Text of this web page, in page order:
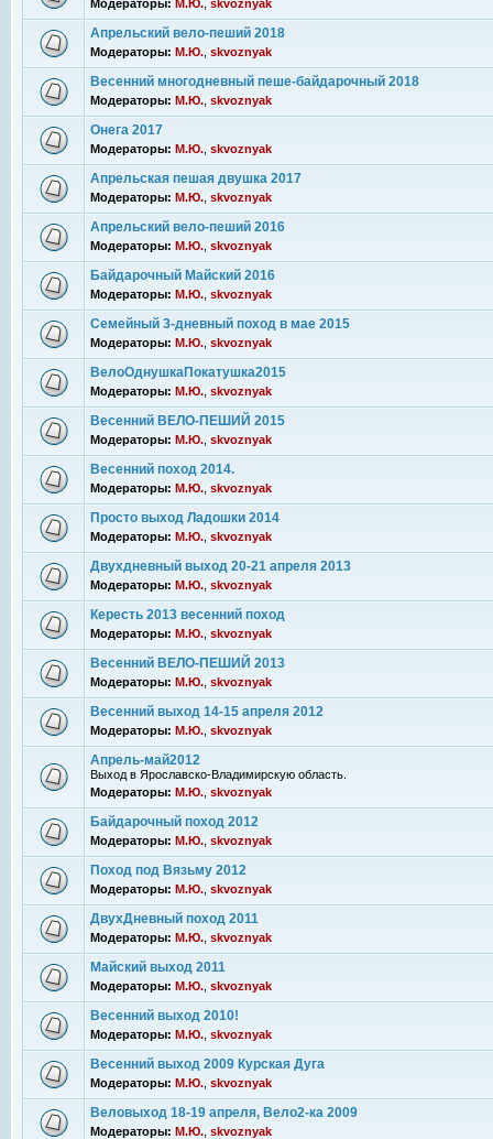
Модераторы: М.Ю. skvoznyak
Апрельский вело-пеший 2018
Модераторы: М.Ю. skvoznyak
Весенний многодневный пеше-байдарочный 2018
Модераторы: М.Ю. skvoznyak
Онега 2017
Модераторы: М.Ю. skvoznyak
Апрельская пешая двушка 2017
Модераторы: М.Ю. skvoznyak
Апрельский вело-пеший 2016
Модераторы: М.Ю. skvoznyak
Байдарочный Майский 2016
Модераторы: М.Ю. skvoznyak
Семейный 3-дневный поход в мае 2015
Модераторы: М.Ю. skvoznyak
ВелоОднушкаПокатушка2015
Модераторы: М.Ю. skvoznyak
Весенний ВЕЛО-ПЕШИЙ 2015
Модераторы: М.Ю. skvoznyak
Весенний поход 2014.
Модераторы: М.Ю. skvoznyak
Просто выход Ладошки 2014
Модераторы: М.Ю. skvoznyak
Двухдневный выход 20-21 апреля 2013
Модераторы: М.Ю. skvoznyak
Кересть 2013 весенний поход
Модераторы: М.Ю. skvoznyak
Весенний ВЕЛО-ПЕШИЙ 2013
Модераторы: М.Ю. skvoznyak
Весенний выход 14-15 апреля 2012
Модераторы: М.Ю. skvoznyak
Апрель-май2012
Выход в Ярославско-Владимирскую область.
Модераторы: М.Ю. skvoznyak
Байдарочный поход 2012
Модераторы: М.Ю. skvoznyak
Поход под Вязьму 2012
Модераторы: М.Ю. skvoznyak
ДвухДневный поход 2011
Модераторы: М.Ю. skvoznyak
Майский выход 2011
Модераторы: М.Ю. skvoznyak
Весенний выход 2010!
Модераторы: М.Ю. skvoznyak
Весенний выход 2009 Курская Дуга
Модераторы: М.Ю. skvoznyak
Веловыход 18-19 апреля, Вело2-ка 2009
Модераторы: М.Ю. skvoznyak